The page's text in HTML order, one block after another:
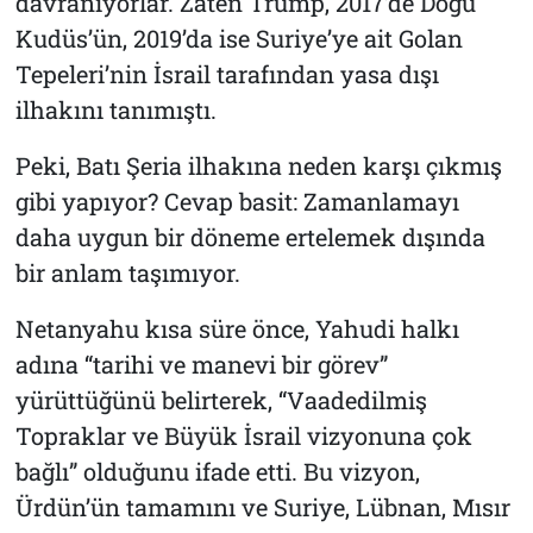
Kudüs’ün, 2019’da ise Suriye’ye ait Golan
Tepeleri’nin İsrail tarafından yasa dışı
ilhakını tanımıştı.
Peki, Batı Şeria ilhakına neden karşı çıkmış
gibi yapıyor? Cevap basit: Zamanlamayı
daha uygun bir döneme ertelemek dışında
bir anlam taşımıyor.
Netanyahu kısa süre önce, Yahudi halkı
adına “tarihi ve manevi bir görev”
yürüttüğünü belirterek, “Vaadedilmiş
Topraklar ve Büyük İsrail vizyonuna çok
bağlı” olduğunu ifade etti. Bu vizyon,
Ürdün’ün tamamını ve Suriye, Lübnan, Mısır